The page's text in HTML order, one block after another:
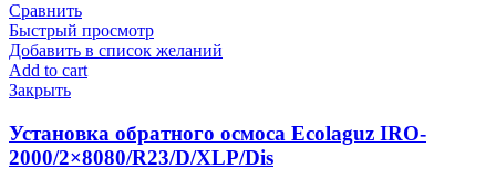
Сравнить
Быстрый просмотр
Добавить в список желаний
Add to cart
Закрыть
Установка обратного осмоса Ecolaguz IRO-
2000/2×8080/R23/D/XLP/Dis